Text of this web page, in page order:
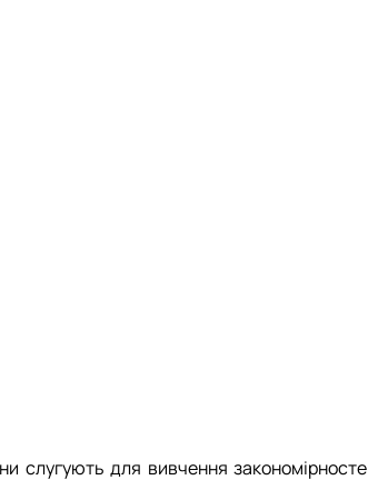
слугують для вивчення